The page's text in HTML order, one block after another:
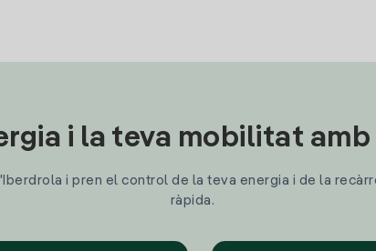
i la teva mobilitat
i pren el control de la teva energia i de la
ràpida.